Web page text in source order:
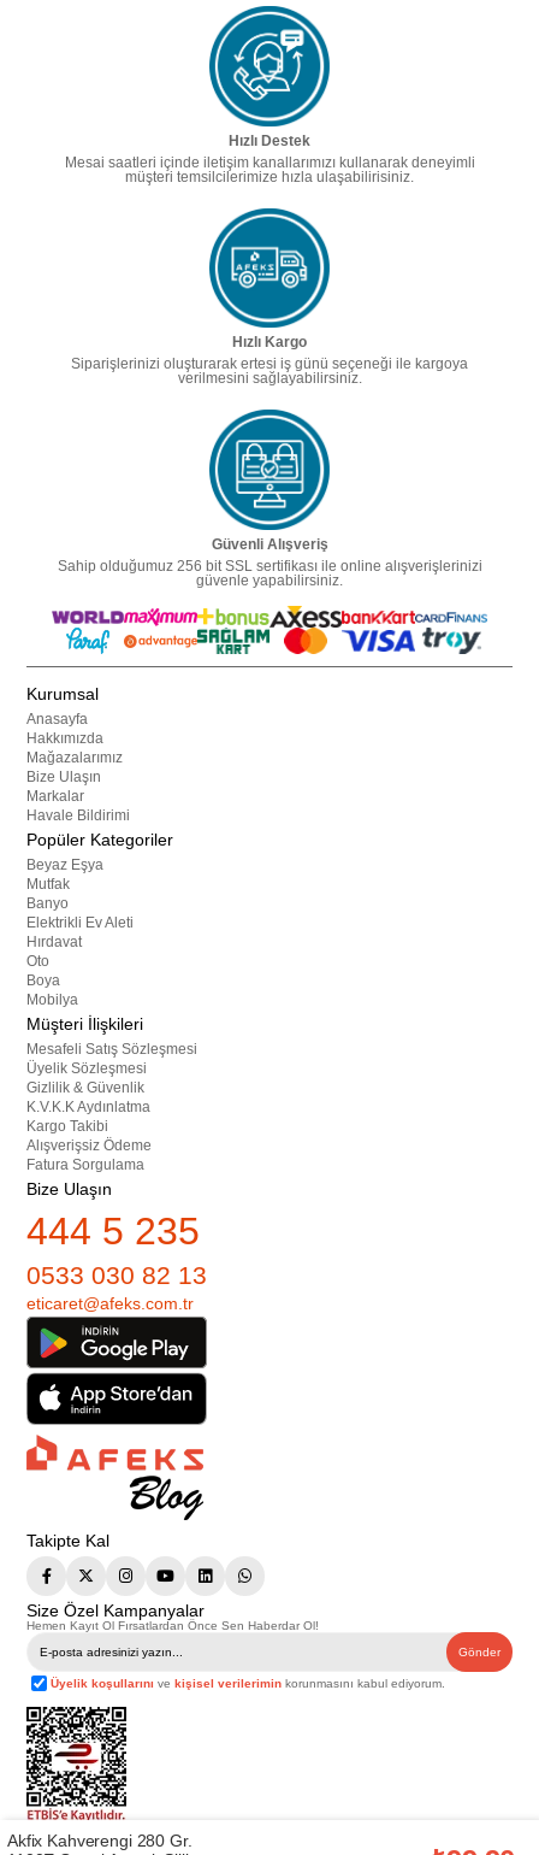
Hızlı Destek
Mesai saatleri içinde iletişim kanallarımızı kullanarak deneyimli
müşteri temsilcilerimize hızla ulaşabilirisiniz.
Hızlı Kargo
Siparişlerinizi oluşturarak ertesi iş günü seçeneği ile kargoya
verilmesini sağlayabilirsiniz.
Güvenli Alışveriş
Sahip olduğumuz 256 bit SSL sertifikası ile online alışverişlerinizi
güvenle yapabilirsiniz.
Kurumsal
Anasayfa
Hakkımızda
Mağazalarımız
Bize Ulaşın
Markalar
Havale Bildirimi
Popüler Kategoriler
Beyaz Eşya
Mutfak
Banyo
Elektrikli Ev Aleti
Hırdavat
Oto
Boya
Mobilya
Müşteri İlişkileri
Mesafeli Satış Sözleşmesi
Üyelik Sözleşmesi
Gizlilik & Güvenlik
K.V.K.K Aydınlatma
Kargo Takibi
Alışverişsiz Ödeme
Fatura Sorgulama
Bize Ulaşın
444 5 235
0533 030 82 13
eticaret@afeks.com.tr
Takipte Kal
Size Özel Kampanyalar
Hemen Kayıt Ol Fırsatlardan Önce Sen Haberdar Ol!
Gönder
Üyelik koşullarını vekişisel verilerimin korunmasını kabul ediyorum.
Telif Hakkı © 2026 . Tüm hakları saklıdır.
Akfix Kahverengi 280 Gr.